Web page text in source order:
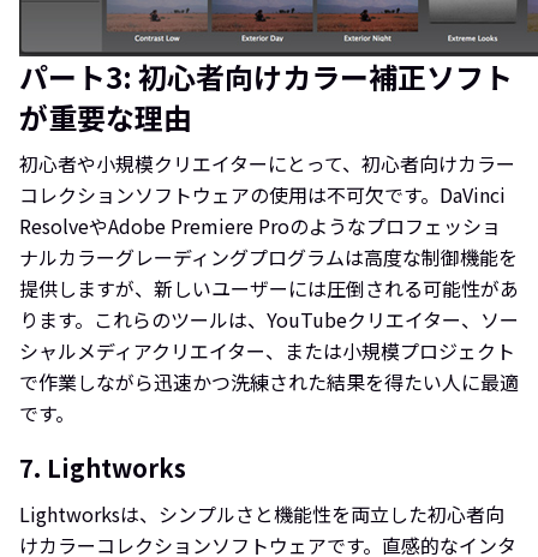
パート3: 初心者向けカラー補正ソフト
が重要な理由
初心者や小規模クリエイターにとって、初心者向けカラー
コレクションソフトウェアの使用は不可欠です。DaVinci
ResolveやAdobe Premiere Proのようなプロフェッショ
ナルカラーグレーディングプログラムは高度な制御機能を
提供しますが、新しいユーザーには圧倒される可能性があ
ります。これらのツールは、YouTubeクリエイター、ソー
シャルメディアクリエイター、または小規模プロジェクト
で作業しながら迅速かつ洗練された結果を得たい人に最適
です。
7. Lightworks
Lightworksは、シンプルさと機能性を両立した初心者向
けカラーコレクションソフトウェアです。直感的なインタ